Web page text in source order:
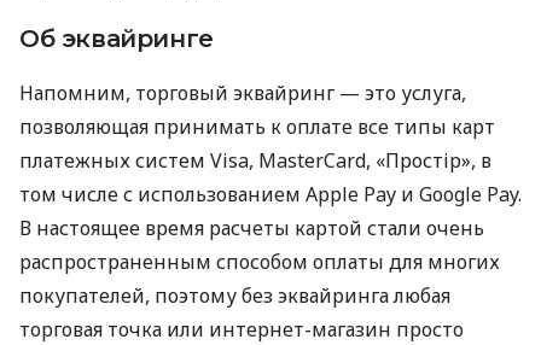
Об эквайринге
Напомним, торговый эквайринг — это услуга,
позволяющая принимать к оплате все типы карт
платежных систем Visa, MasterCard, «Простір», в
том числе с использованием Apple Pay и Google Pay.
В настоящее время расчеты картой стали очень
распространенным способом оплаты для многих
покупателей, поэтому без эквайринга любая
торговая точка или интернет-магазин просто